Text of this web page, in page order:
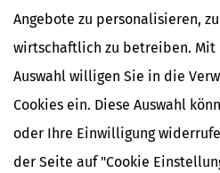
Angebote zu personalisieren,
wirtschaftlich zu betreiben. Mit
Auswahl willigen Sie in die
Cookies ein. Diese Auswahl
oder Ihre Einwilligung
der Seite auf "Cookie
Ähnliche Themen
Altersvorsorge, Rente &
Finanzamt & Formalitäten
Verwandte Lexikon-Begriffe
rente-mit-67